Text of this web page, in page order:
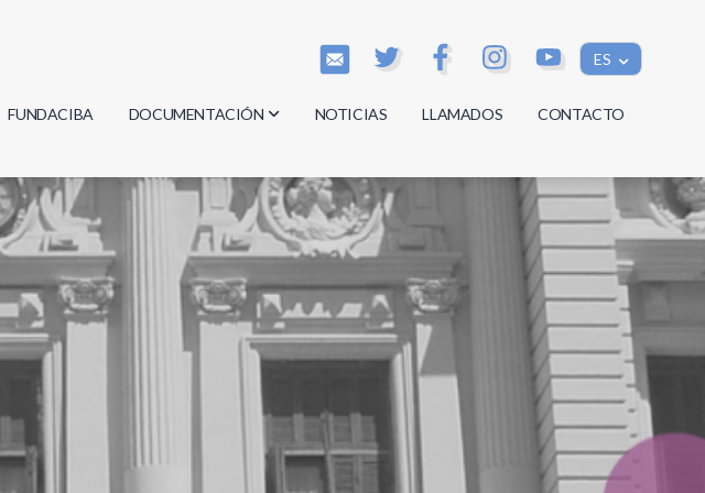
ES
FUNDACIBA DOCUMENTACIÓN
Actas
Reglamentos
Documentos
NOTICIAS LLAMADOS CONTACTO